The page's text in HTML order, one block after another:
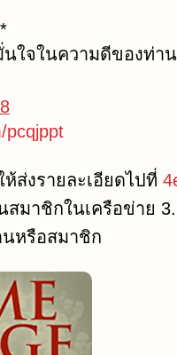
ใจในความดีของท่า
pcqjppt
ส่งรายละเอียดไปที่
มาชิกในเครือข่าย
หรือสมาชิก